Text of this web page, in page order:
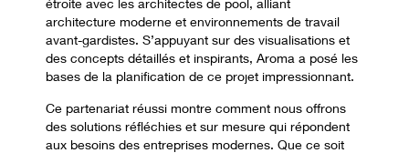
étroite avec les architectes de pool, alliant
architecture moderne et environnements de travail
avant-gardistes. S’appuyant sur des visualisations et
des concepts détaillés et inspirants, Aroma a posé les
bases de la planification de ce projet impressionnant.
Ce partenariat réussi montre comment nous offrons
des solutions réfléchies et sur mesure qui répondent
aux besoins des entreprises modernes. Que ce soit